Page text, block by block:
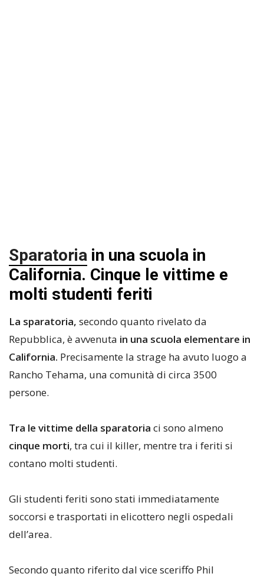
Sparatoria in una scuola in
California. Cinque le vittime e
molti studenti feriti
La sparatoria, secondo quanto rivelato da
Repubblica, è avvenuta in una scuola elementare in
California. Precisamente la strage ha avuto luogo a
Rancho Tehama, una comunità di circa 3500
persone.
Tra le vittime della sparatoria ci sono almeno
cinque morti, tra cui il killer, mentre tra i feriti si
contano molti studenti.
Gli studenti feriti sono stati immediatamente
soccorsi e trasportati in elicottero negli ospedali
dell’area.
Secondo quanto riferito dal vice sceriffo Phil